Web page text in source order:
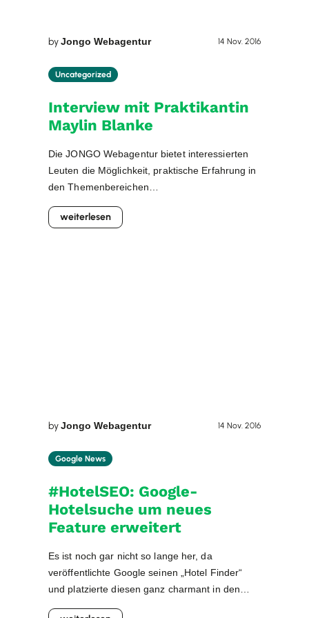
byJongo Webagentur 14 Nov. 2016
Uncategorized
Interview mit Praktikantin
Maylin Blanke
Die JONGO Webagentur bietet interessierten
Leuten die Möglichkeit, praktische Erfahrung in
den Themenbereichen
Online-Marketing zu erlangen. In diesem
weiterlesen
byJongo Webagentur 14 Nov. 2016
Google News
#HotelSEO: Google-
Hotelsuche um neues
Feature erweitert
Es ist noch gar nicht so lange her, da
veröffentlichte Google seinen „Hotel Finder“
und platzierte diesen ganz charmant in den